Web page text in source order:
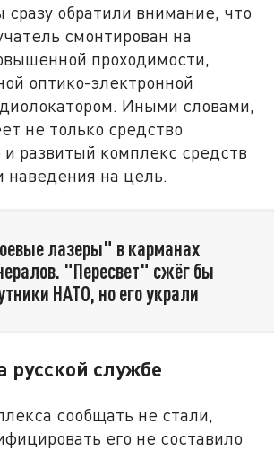
обратили внимание, что
смонтирован на
проходимости,
оптико-электронной
Иными словами,
не только средство
развитый комплекс средств
наведения на цель.
лазеры" в карманах
"Пересвет" сжёг бы
НАТО, но его украли
службе
сообщать не стали,
его не составило